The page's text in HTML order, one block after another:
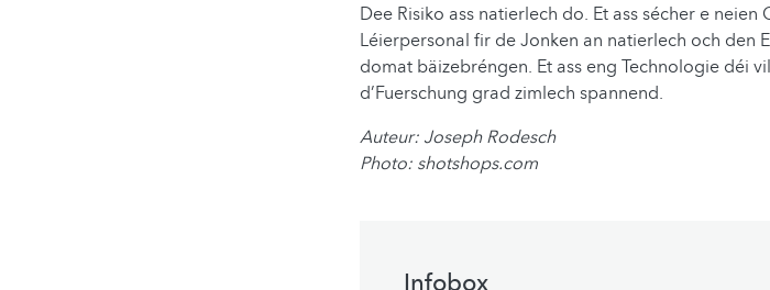
Dee Risiko ass natierlech do. Et ass sécher e
Léierpersonal fir de Jonken an natierlech och den
domat bäizebréngen. Et ass eng Technologie déi
d’Fuerschung grad zimlech spannend.
Auteur: Joseph Rodesch
Photo: shotshops.com
Infobox